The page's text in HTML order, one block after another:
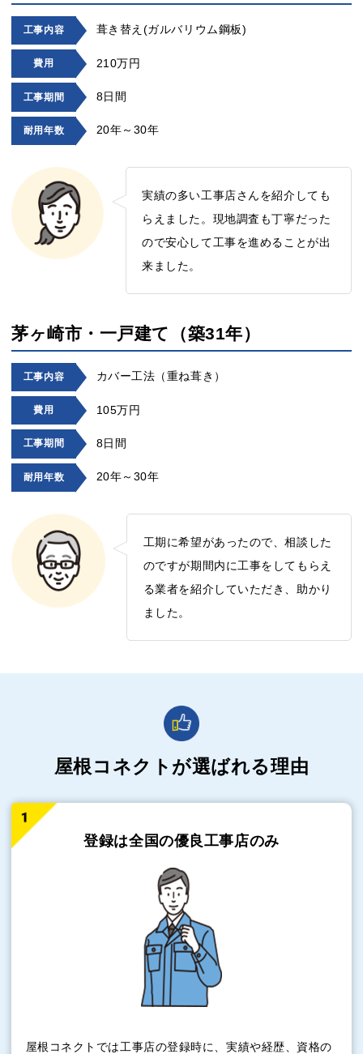
工事内容 葺き替え(ガルバリウム鋼板)
費用 210万円
工事期間 8日間
耐用年数 20年～30年
実績の多い工事店さんを紹介しても
らえました。現地調査も丁寧だった
ので安心して工事を進めることが出
来ました。
茅ヶ崎市・一戸建て（築31年）
工事内容 カバー工法（重ね葺き）
費用 105万円
工事期間 8日間
耐用年数 20年～30年
工期に希望があったので、相談した
のですが期間内に工事をしてもらえ
る業者を紹介していただき、助かり
ました。
屋根コネクトが選ばれる理由
登録は全国の優良工事店のみ
屋根コネクトでは工事店の登録時に、実績や経歴、資格の